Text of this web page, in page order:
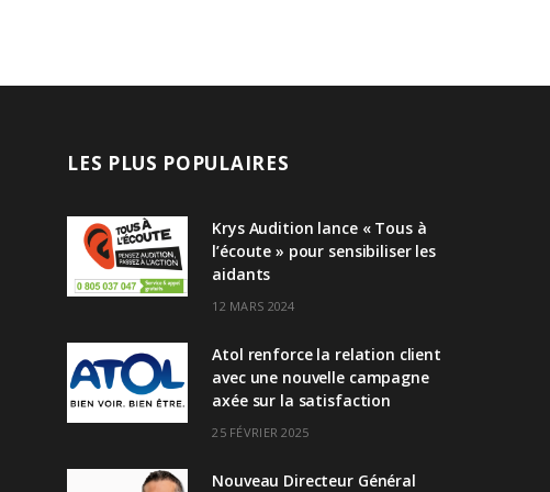
LES PLUS POPULAIRES
Krys Audition lance « Tous à
l’écoute » pour sensibiliser les
aidants
12 MARS 2024
Atol renforce la relation client
avec une nouvelle campagne
axée sur la satisfaction
25 FÉVRIER 2025
Nouveau Directeur Général